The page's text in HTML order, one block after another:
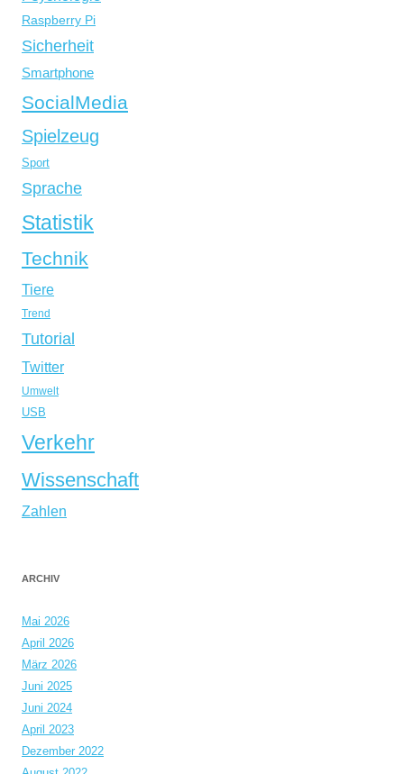
Raspberry Pi
Sicherheit
Smartphone
SocialMedia
Spielzeug
Sport
Sprache
Statistik
Technik
Tiere
Trend
Tutorial
Twitter
Umwelt
USB
Verkehr
Wissenschaft
Zahlen
ARCHIV
Mai 2026
April 2026
März 2026
Juni 2025
Juni 2024
April 2023
Dezember 2022